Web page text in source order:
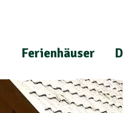
Ferienhäuser